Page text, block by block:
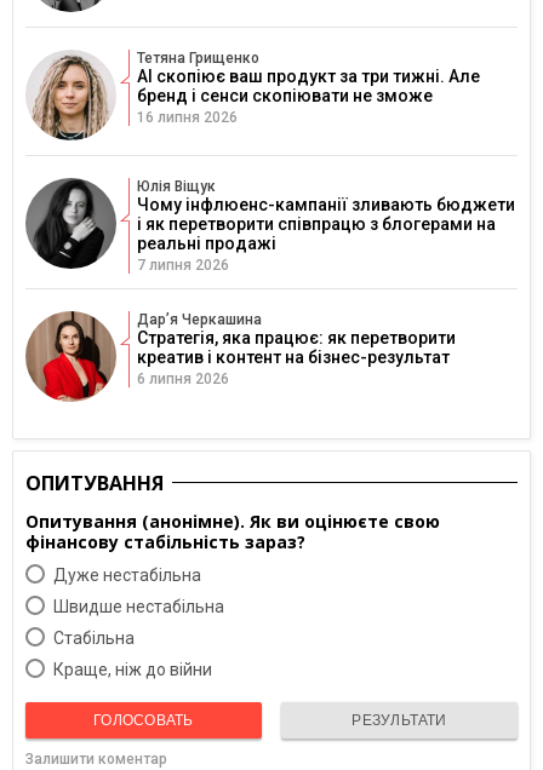
Тетяна Грищенко
AI скопіює ваш продукт за три тижні. Але
бренд і сенси скопіювати не зможе
16 липня 2026
Юлія Віщук
Чому інфлюенс-кампанії зливають бюджети
і як перетворити співпрацю з блогерами на
реальні продажі
7 липня 2026
Дарʼя Черкашина
Стратегія, яка працює: як перетворити
креатив і контент на бізнес-результат
6 липня 2026
ОПИТУВАННЯ
Опитування (анонімне). Як ви оцінюєте свою
фінансову стабільність зараз?
Дуже нестабільна
Швидше нестабільна
Cтабільна
Краще, ніж до війни
ГОЛОСОВАТЬ РЕЗУЛЬТАТИ
Залишити коментар